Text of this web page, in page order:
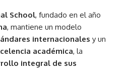
School, fundado en el año
, mantiene un modelo
internacionales y un
académica, la
integral de sus